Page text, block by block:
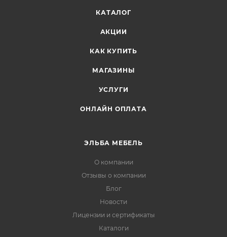
КАТАЛОГ
АКЦИИ
КАК КУПИТЬ
МАГАЗИНЫ
УСЛУГИ
ОНЛАЙН ОПЛАТА
ЭЛЬБА МЕБЕЛЬ
О компании
Отзывы о компании
Блог
Новости
Лицензии и сертификаты
Каталоги